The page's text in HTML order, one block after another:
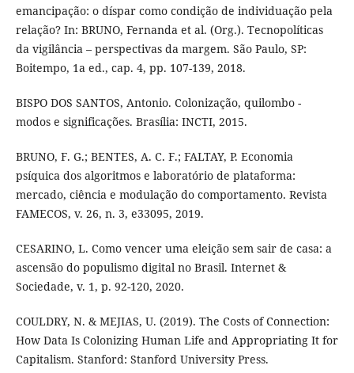
emancipação: o díspar como condição de individuação pela
relação? In: BRUNO, Fernanda et al. (Org.). Tecnopolíticas
da vigilância – perspectivas da margem. São Paulo, SP:
Boitempo, 1a ed., cap. 4, pp. 107-139, 2018.
BISPO DOS SANTOS, Antonio. Colonização, quilombo -
modos e significações. Brasília: INCTI, 2015.
BRUNO, F. G.; BENTES, A. C. F.; FALTAY, P. Economia
psíquica dos algoritmos e laboratório de plataforma:
mercado, ciência e modulação do comportamento. Revista
FAMECOS, v. 26, n. 3, e33095, 2019.
CESARINO, L. Como vencer uma eleição sem sair de casa: a
ascensão do populismo digital no Brasil. Internet &
Sociedade, v. 1, p. 92-120, 2020.
COULDRY, N. & MEJIAS, U. (2019). The Costs of Connection:
How Data Is Colonizing Human Life and Appropriating It for
Capitalism. Stanford: Stanford University Press.